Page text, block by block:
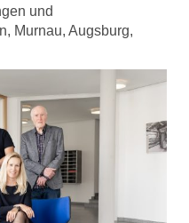
und
Murnau, Augsburg,